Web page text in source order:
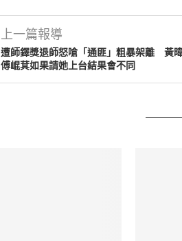
上一篇報導
遭師鐸獎退師怒嗆「通匪」粗暴架離 黃
傅崐萁如果請她上台結果會不同